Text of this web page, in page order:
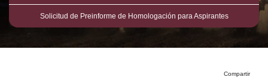
Solicitud de Preinforme de Homologación para Aspirantes
Compartir